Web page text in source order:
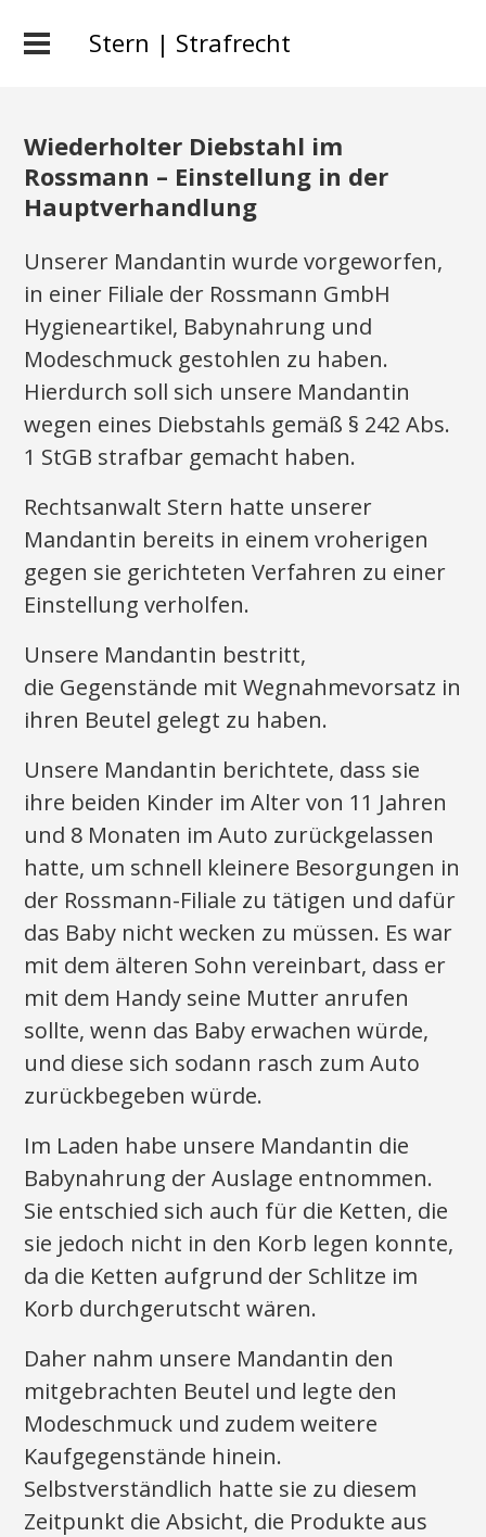
Stern | Strafrecht
Wiederholter Diebstahl im
Rossmann – Einstellung in der
Hauptverhandlung
Unserer Mandantin wurde vorgeworfen,
in einer Filiale der Rossmann GmbH
Hygieneartikel, Babynahrung und
Modeschmuck gestohlen zu haben.
Hierdurch soll sich unsere Mandantin
wegen eines Diebstahls gemäß § 242 Abs.
1 StGB strafbar gemacht haben.
Rechtsanwalt Stern hatte unserer
Mandantin bereits in einem vroherigen
gegen sie gerichteten Verfahren zu einer
Einstellung verholfen.
Unsere Mandantin bestritt,
die Gegenstände mit Wegnahmevorsatz in
ihren Beutel gelegt zu haben.
Unsere Mandantin berichtete, dass sie
ihre beiden Kinder im Alter von 11 Jahren
und 8 Monaten im Auto zurückgelassen
hatte, um schnell kleinere Besorgungen in
der Rossmann-Filiale zu tätigen und dafür
das Baby nicht wecken zu müssen. Es war
mit dem älteren Sohn vereinbart, dass er
mit dem Handy seine Mutter anrufen
sollte, wenn das Baby erwachen würde,
und diese sich sodann rasch zum Auto
zurückbegeben würde.
Im Laden habe unsere Mandantin die
Babynahrung der Auslage entnommen.
Sie entschied sich auch für die Ketten, die
sie jedoch nicht in den Korb legen konnte,
da die Ketten aufgrund der Schlitze im
Korb durchgerutscht wären.
Daher nahm unsere Mandantin den
mitgebrachten Beutel und legte den
Modeschmuck und zudem weitere
Kaufgegenstände hinein.
Selbstverständlich hatte sie zu diesem
Zeitpunkt die Absicht, die Produkte aus